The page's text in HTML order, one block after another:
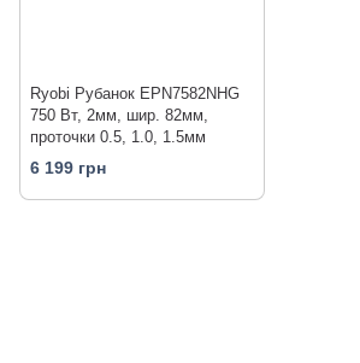
Ryobi Рубанок EPN7582NHG
750 Вт, 2мм, шир. 82мм,
проточки 0.5, 1.0, 1.5мм
6 199 грн